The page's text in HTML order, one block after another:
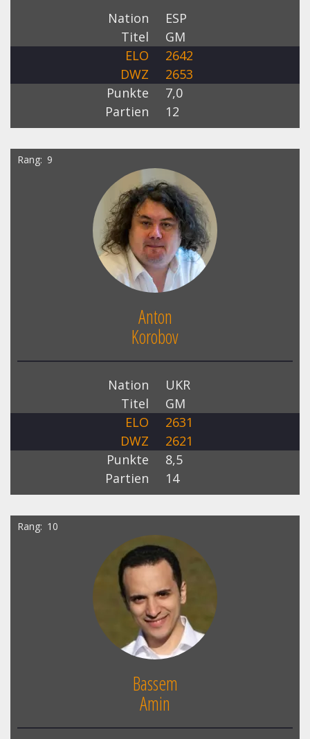
Nation
ESP
Titel
GM
ELO
2642
DWZ
2653
Punkte
7,0
Partien
12
Rang 9
Anton
Korobov
Nation
UKR
Titel
GM
ELO
2631
DWZ
2621
Punkte
8,5
Partien
14
Rang 10
Bassem
Amin